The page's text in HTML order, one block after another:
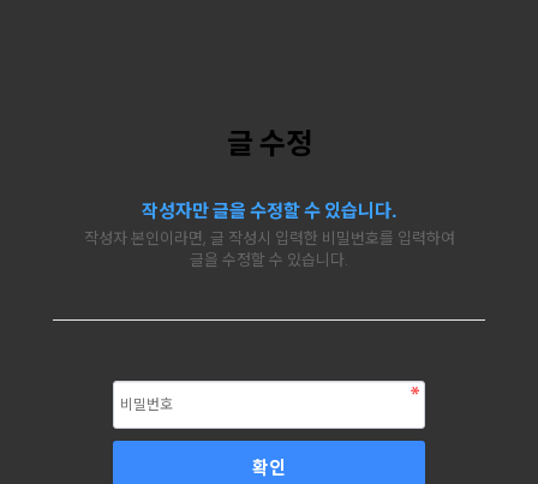
글 수정
작성자만 글을 수정할 수 있습니다.
작성자 본인이라면, 글 작성시 입력한 비밀번호를 입력하여
글을 수정할 수 있습니다.